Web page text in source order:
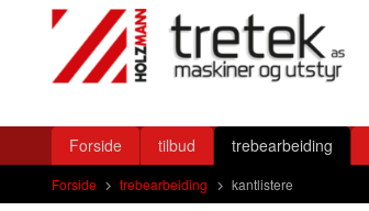
innholdet
Produkter
Forside tilbud trebearbeiding
Forside trebearbeiding kantlistere